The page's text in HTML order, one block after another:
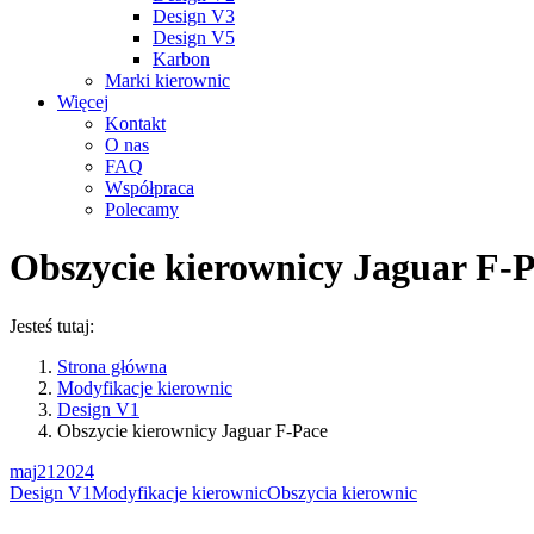
Design V3
Design V5
Karbon
Marki kierownic
Więcej
Kontakt
O nas
FAQ
Współpraca
Polecamy
Obszycie kierownicy Jaguar F-
Jesteś tutaj:
Strona główna
Modyfikacje kierownic
Design V1
Obszycie kierownicy Jaguar F-Pace
maj21 2024
Design V1Modyfikacje kierownicObszycia kierownic